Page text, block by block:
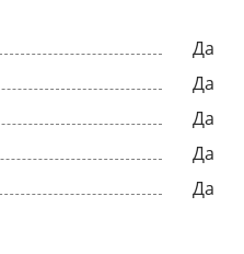
Да
Да
Да
Да
Да